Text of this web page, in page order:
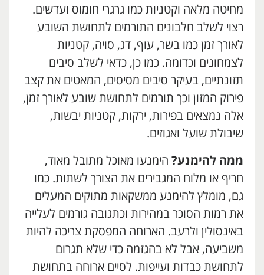
מחיטה מלאה וקטניות כמו גרגרי חומוס ועדשים.
רצוי לשלב חלבונים התורמים לתחושת השובע
לאורך זמן כמו בשר, עוף, דג, סויה, קטניות
לצמחונים וכדומה. כמו כן, כדאי לשלב סיבים
תזונתיים, בעיקר סיבים מסיסים, המאטים את קצב
פירוק המזון וכך תורמים לתחושת שובע לאורך זמן,
אלה נמצאים בפירות, ירקות, קטניות יבשות,
שיבולת שועל ואגוזים.
ממה להימנע? הימנעו מאוכל מתובל מאוד,
חריף או מלוח המגבירים את הצורך לשתות. כמו
גם, מומלץ להימנע ממשקאות מתוקים המעלים
את רמות הסוכר במהירות וכתגובה גורמים לעלייה
באינסולין ולרעב. הארוחה המפסקת צריכה להיות
משביעה, אבל לא בהגזמה כדי שלא תגרום
לתחושת כבדות ועייפות. לסיים ארוחה בתחושת